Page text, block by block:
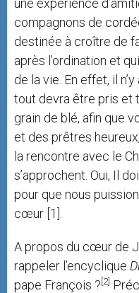
une expérience
compagnons de
destinée à croître de
après l’ordination et
de la vie. En effet, il
tout devra être pris et
grain de blé, afin que
et des prêtres
la rencontre avec le
s’approchent. Oui, Il
pour que nous
cœur [1].
A propos du cœur de
rappeler l’encyclique
pape François ?[2]